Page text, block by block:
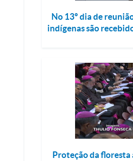
No 13º dia de
indígenas são
Proteção da floresta